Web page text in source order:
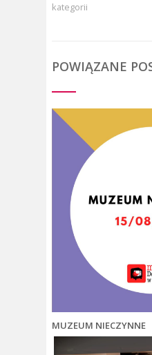
kategorii
POWIĄZANE
MUZEUM NIECZYNNE